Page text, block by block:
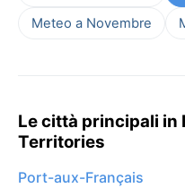
Meteo a Novembre
Le città principali in
Territories
Port-aux-Français